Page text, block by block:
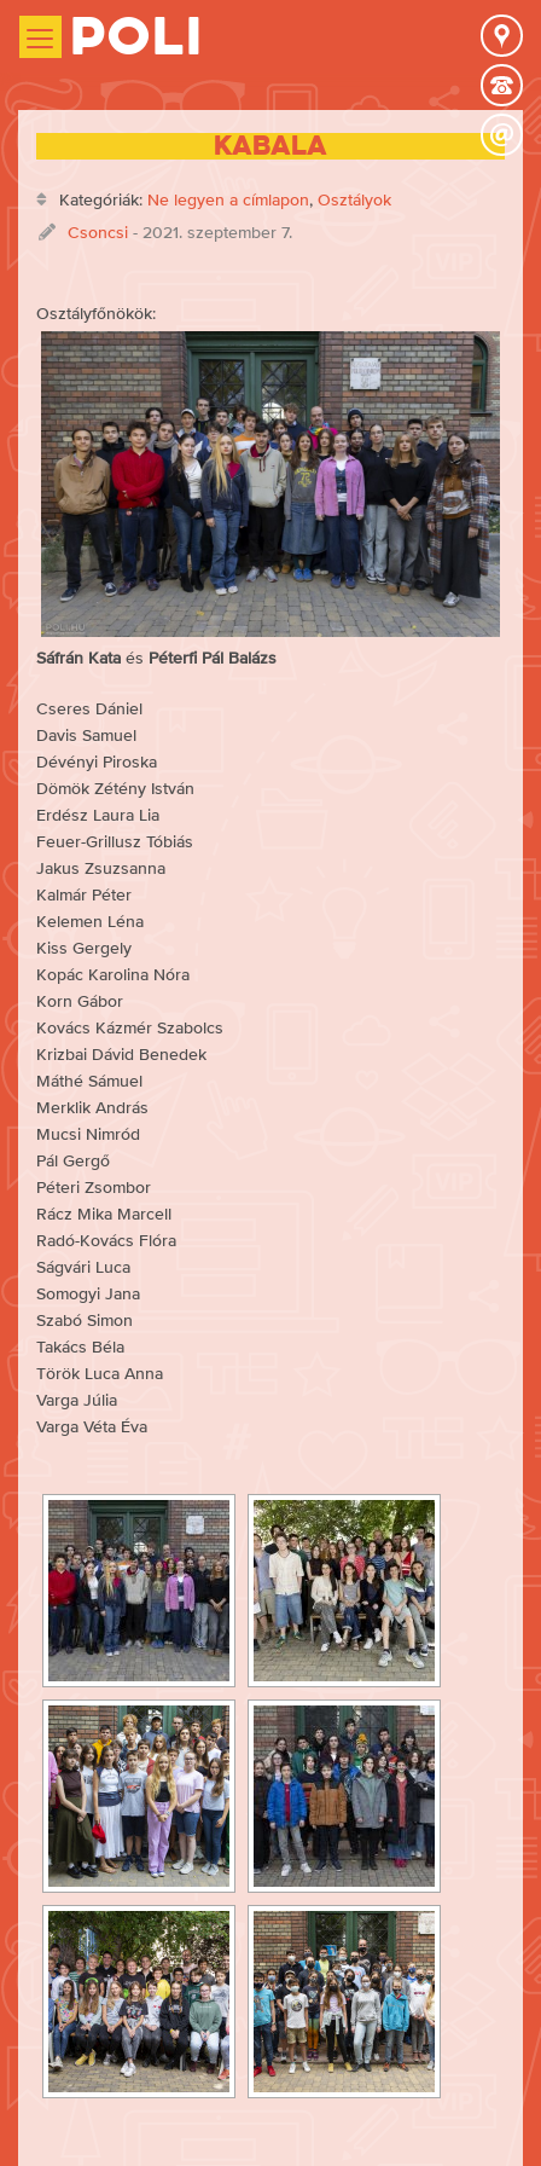
Poli
Kabala
Kategóriák: Ne legyen a címlapon, Osztályok
Csoncsi - 2021. szeptember 7.
Osztályfőnökök:
Sáfrán Kata és Péterfi Pál Balázs
Cseres Dániel
Davis Samuel
Dévényi Piroska
Dömök Zétény István
Erdész Laura Lia
Feuer-Grillusz Tóbiás
Jakus Zsuzsanna
Kalmár Péter
Kelemen Léna
Kiss Gergely
Kopác Karolina Nóra
Korn Gábor
Kovács Kázmér Szabolcs
Krizbai Dávid Benedek
Máthé Sámuel
Merklik András
Mucsi Nimród
Pál Gergő
Péteri Zsombor
Rácz Mika Marcell
Radó-Kovács Flóra
Ságvári Luca
Somogyi Jana
Szabó Simon
Takács Béla
Török Luca Anna
Varga Júlia
Varga Véta Éva